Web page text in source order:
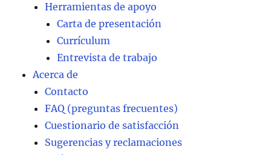
Herramientas de apoyo
Carta de presentación
Currículum
Entrevista de trabajo
Acerca de
Contacto
FAQ (preguntas frecuentes)
Cuestionario de satisfacción
Sugerencias y reclamaciones